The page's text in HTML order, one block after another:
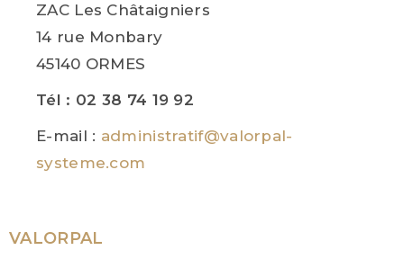
ZAC Les Châtaigniers
14 rue Monbary
45140 ORMES
Tél : 02 38 74 19 92
E-mail : administratif@valorpal-
systeme.com
VALORPAL